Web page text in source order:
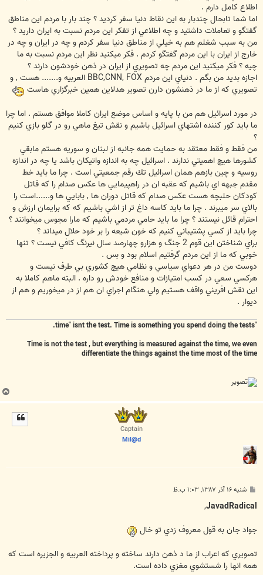
اطلاع كامل دارم .
اما شما تابحال چندبار به اين نقاط دنيا سفر كرديد ؟ چند بار با مردم اين مناطق
گفتگو و تعاملات داشتيد و چه اطلاعي از تفكر اين مردم نسبت به ايران داريد ؟
من به سبب شغلم هم به خيلي از مناطق دنيا سفر كردم و چه در ايران و چه در
خارج از ايران با اين مردم گفتگو كردم . فكر ميكنيد نظر اين مردم نسبت به ما
چيه ؟ فكر ميكنيد اين مردم چه تصويري از ايران در ذهن خودشون دارند ؟
اجازه بديد من بگم . دنياي اين مردم BBC,CNN, FOX العربيه و....... هست , و
تصويري كه از ما در ذهنشون دارن تصوير هدلاين همين خبرگزاري هاست
در مورد اسرائيل هم من با پايه و اساس موضع ايران كاملا موافق هستم . اما چرا
ما بايد كور كننده اشتهاي اسرائيل باشيم و نقش تيغ ماهي رو در گلو بازي كنيم
؟
من فقط و فقط معتقد به حمايت همه جانبه از لبنان و سوريه هستم مابقي
كشورها هيچ اهميتي ندارند . اسرائيل چه به اندازه واتيكان باشد يا چه در اندازه
روسيه و چين بازهم همان اسرائيل تك رقم جمعيتي است . چرا ما بايد خط
مقدم جبهه اي باشيم كه عقبه ان در راهپيمايي ها عكس صدام را كه قاتل
كودكان حلبچه هست عكس صدام كه قاتل دوران ها , بابايي ها و......است را
بالاي سر ميبرند . چرا ما بايد كاسه داغ تر از اشي باشيم كه كه برايمان ارزش و
احترام قائل نيستند ؟ چرا ما بايد حامي مردمي باشيم كه مارا مجوس ميخوانند ؟
چرا بايد از كسي پشتيباني كنيم كه خون شيعه را بر خود حلال ميداند ؟
براي شناختن اين قوم 2 جنگ و هزارو چهارصد سال نيرنگ كافي نيست ؟ تنها
خوبي كه ما از اين مردم گرفتيم اسلام بود و بس .
دوست من در هر دعواي سياسي و نظامي هيچ كشوري بي طرف نيست و
هركسي سعي در كسب امتيازات و منافع خودش رو داره . البته ماهم كاملا به
اين نقش افريني واقف هستيم ولي هنگام اجراي ان هم از در ميخوريم و هم از
ديوار .
Time is not the test , but everything is measured against the time, we even
differentiate the things against the time most of the time
ب
ا
Captain
Mil@d
پ
ت
شنبه ۱۶ آذر ۱۳۸۷, ۱:۰۳ ب.ظ
JavadRadical
,
جواد جان به قول معروف زدي تو خال
تصويري که اعراب از ما د ذهن دارند ساخته و پرداخته العربيه و الجزيره است که
همه انها را شستشوي مغزي داده است.